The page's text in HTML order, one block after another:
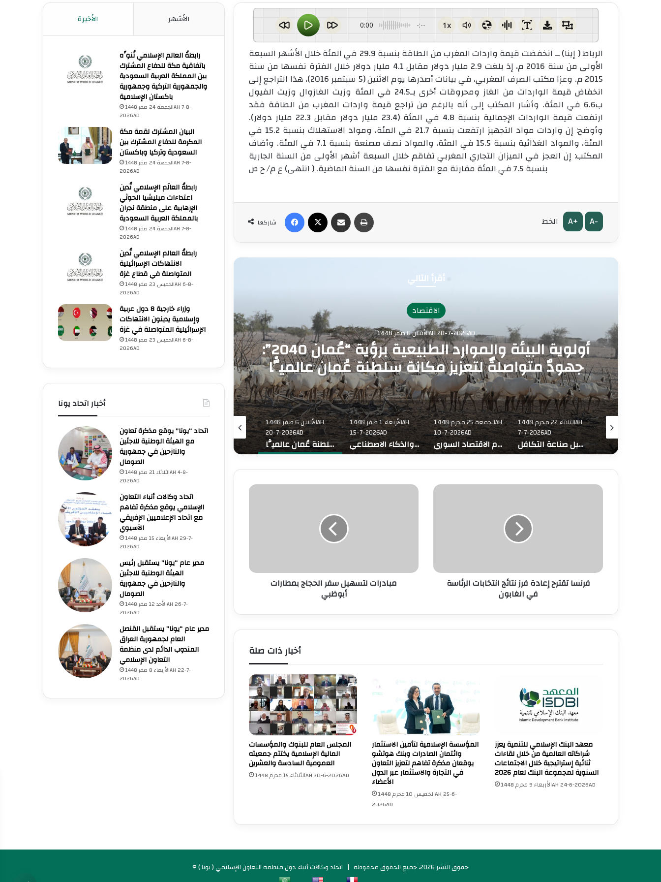
0:00 -:-- 1x
الرباط ( إينا) ــ انخفضت قيمة واردات المغرب من الطاقة بنسبة 29.9 في المئة خلال الأشهر السبعة
الأولى من سنة 2016 م، إذ بلغت 2.9 مليار دولار مقابل 4.1 مليار دولار خلال الفترة نفسها من سنة
2015 م. وعزا مكتب الصرف المغربي، في بيانات أصدرها يوم الاثنين (5 سبتمبر 2016)، هذا التراجع إلى
انخفاض قيمة الواردات من الغاز ومحروقات أخرى بـ24.5 في المئة وزيت الغازوال وزيت الفيول
ب6.6 في المئة. وأشار المكتب إلى أنه بالرغم من تراجع قيمة واردات المغرب من الطاقة فقد
ارتفعت قيمة الواردات الإجمالية بنسبة 4.8 في المئة (23.4 مليار دولار مقابل 22.3 مليار دولار).
وأوضح: إن واردات مواد التجهيز ارتفعت بنسبة 21.7 في المئة، ومواد الاستهلاك بنسبة 15.2 في
المئة، والمواد الغذائية بنسبة 15.5 في المئة، والمواد نصف مصنعة بنسبة 7.1 في المئة. وأضاف
المكتب: إن العجز في الميزان التجاري المغربي تفاقم خلال السبعة أشهر الأولى من السنة الجارية
بنسبة 7.5 في المئة مقارنة مع الفترة نفسها من السنة الماضية. ( انتهى) ع م/ ح ص
شاركها
فيسبوك مشاركة عبر البريد
الخط A+ A-
أقرأ التالي
الأثنين 20 صفر 1448AH 3-8-2026AD
السعودية وروسيا والعراق
والجزائر وعُمان تقوم بتعديل
التزامها باستقرار
الاقتصاد
الأثنين 6 صفر 1448AH 20-7-2026AD
أولوية البيئة والموارد الطبيعية برؤية “عُمان 2040”:
جهودٌ متواصلةٌ لتعزيز مكانة سلطنة عُمان عالميًّا
1448AH 2-7-2026AD
المؤسسة الإسلامية لتأمين الاستثمار وائتمان الصادرات والمؤسسة الإسلامية لتنمية القطاع الخاص تنجحان في إتمام أول عملية تمويل مجمّع مشتركة لتعبئة التمويل الإسلامي وتوسيع استثمارات القطاع الخاص في الدول الأعضاء
1448AH 2-7-2026AD
المؤسسة الإسلامية لتأمين الاستثمار وائتمان الصادرات تسلط الضوء على إزالة المخاطر بوصفها محركاً للتجارة والاستثمار الإقليميين
3-8-2026AD
السعودية وروسيا والعراق والكويت وكازاخستان والجزائر وعُمان تقوم بتعديل الإنتاج وتؤكد مجددًا التزامها باستقرار السوق البترولية
الأثنين 6 صفر 1448AH
20-7-2026AD
أولوية البيئة والموارد الطبيعية برؤية “عُمان 2040”: جهودٌ متواصلةٌ لتعزيز مكانة سلطنة عُمان عالميًّا
الأربعاء 1 صفر 1448AH
15-7-2026AD
تقرير دولي: السعودية نموذج رائد في بناء اقتصاد ذكي قائم على البيانات والذكاء الاصطناعي
الجمعة 25 محرم 1448AH
10-7-2026AD
بدوي: رفع العقوبات الأمريكية يفتح صفحة جديدة أمام الاقتصاد السوري
الثلاثاء 22 محرم 1448AH
7-7-2026AD
المجلس العام للبنوك والاتحاد العالمي لشركات التكافل والتأمين الإسلامي يعقدان ندوة افتراضية لمناقشة مستقبل صناعة التكافل
الأثنين 21 محرم 1448AH
6-7-2026AD
مبادرات
مبادرات لتسهيل سفر الحجاج بمطارات
أبوظبي
فرنسا
الغابون
فرنسا تقترح إعادة فرز نتائج انتخابات الرئاسة
في الغابون
أخبار ذات صلة
المجلس العام للبنوك والمؤسسات
المالية الإسلامية يختتم جمعيته
العمومية السادسة والعشرين
الثلاثاء 15 محرم 1448AH 30-6-2026AD
المؤسسة الإسلامية لتأمين الاستثمار
وائتمان الصادرات وبنك هوتشو
يوقعان مذكرة تفاهم لتعزيز التعاون
في التجارة والاستثمار عبر الدول
الأعضاء
الخميس 10 محرم 1448AH 25-6-
2026AD
معهد البنك الإسلامي للتنمية يعزز
شراكاته العالمية من خلال لقاءات
ثنائية إستراتيجية خلال الاجتماعات
السنوية لمجموعة البنك لعام 2026
الأربعاء 9 محرم 1448AH 24-6-2026AD
الأخيرة الأشهر
رابطةُ العالم الإسلامي تُنوِّه
باتفاقية مكة للدفاع المشترك
بين المملكة العربية السعودية
والجمهورية التركية وجمهورية
باكستان الإسلامية
الجمعة 24 صفر 1448AH 7-8-
2026AD
البيان المشترك لقمة مكة
المكرمة للدفاع المشترك بين
السعودية وتركيا وباكستان
الجمعة 24 صفر 1448AH 7-8-
2026AD
رابطةُ العالَم الإسلامي تُدين
اعتداءات ميليشيا الحوثي
الإرهابية على منطقة نجران
بالمملكة العربية السعودية
الجمعة 24 صفر 1448AH 7-8-
2026AD
رابطةُ العالم الإسلامي تُدين
الانتهاكات الإسرائيلية
المتواصلة في قطاع غزة
الخميس 23 صفر 1448AH 6-8-
2026AD
وزراء خارجية 8 دول عربية
وإسلامية يدينون الانتهاكات
الإسرائيلية المتواصلة في غزة
الخميس 23 صفر 1448AH 6-8-
2026AD
أخبار اتحاد يونا
اتحاد “يونا” يوقع مذكرة تعاون
مع الهيئة الوطنية للاجئين
والنازحين في جمهورية
الصومال
الثلاثاء 21 صفر 1448AH 4-8-
2026AD
اتحاد وكالات أنباء التعاون
الإسلامي يوقع مذكرة تفاهم
مع اتحاد الإعلاميين الإفريقي
الآسيوي
الأربعاء 15 صفر 1448AH 29-7-
2026AD
مدير عام “يونا” يستقبل رئيس
الهيئة الوطنية للاجئين
والنازحين في جمهورية
الصومال
الأحد 12 صفر 1448AH 26-7-
2026AD
مدير عام “يونا” يستقبل القنصل
العام لجمهورية العراق
المندوب الدائم لدى منظمة
التعاون الإسلامي
الأربعاء 8 صفر 1448AH 22-7-
2026AD
© حقوق النشر 2026، جميع الحقوق محفوظة |
اتحاد وكالات أنباء دول منظمة التعاون الإسلامي ( يونا )